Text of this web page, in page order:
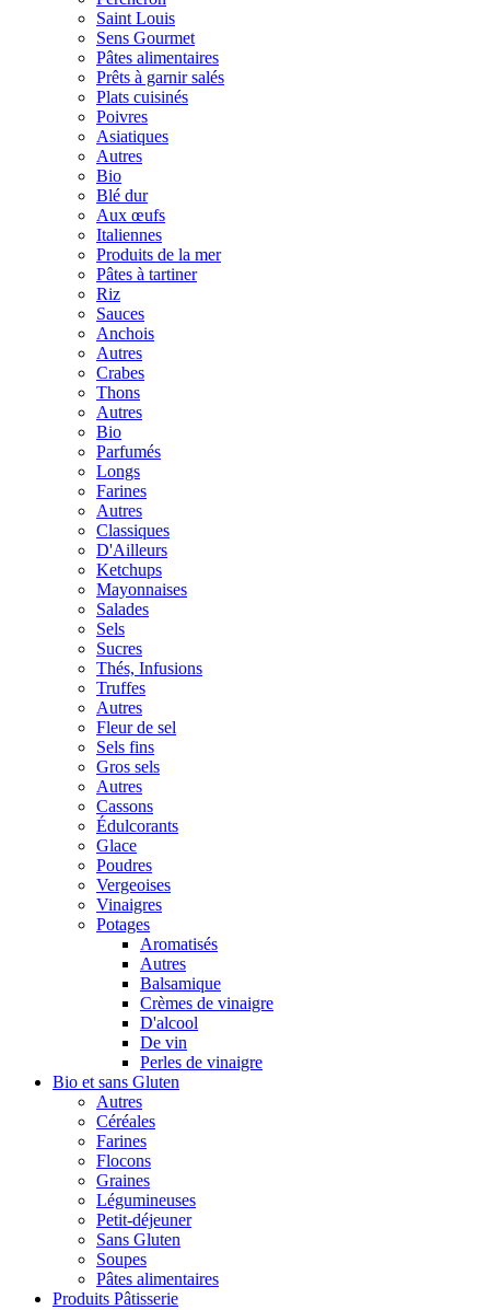
Saint Louis
Sens Gourmet
Pâtes alimentaires
Prêts à garnir salés
Plats cuisinés
Poivres
Asiatiques
Autres
Bio
Blé dur
Aux œufs
Italiennes
Produits de la mer
Pâtes à tartiner
Riz
Sauces
Anchois
Autres
Crabes
Thons
Autres
Bio
Parfumés
Longs
Farines
Autres
Classiques
D'Ailleurs
Ketchups
Mayonnaises
Salades
Sels
Sucres
Thés, Infusions
Truffes
Autres
Fleur de sel
Sels fins
Gros sels
Autres
Cassons
Édulcorants
Glace
Poudres
Vergeoises
Vinaigres
Potages
Aromatisés
Autres
Balsamique
Crèmes de vinaigre
D'alcool
De vin
Perles de vinaigre
Bio et sans Gluten
Autres
Céréales
Farines
Flocons
Graines
Légumineuses
Petit-déjeuner
Sans Gluten
Soupes
Pâtes alimentaires
Produits Pâtisserie